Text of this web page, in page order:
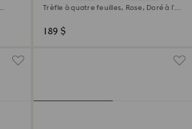
Trèfle à quatre feuilles, Rose, Doré à l’or
189 $